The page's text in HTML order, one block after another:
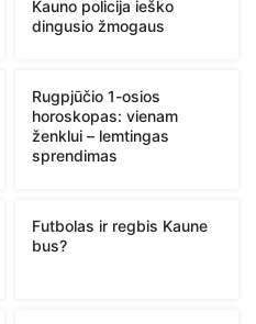
Kauno policija ieško
dingusio žmogaus
Rugpjūčio 1-osios
horoskopas: vienam
ženklui – lemtingas
sprendimas
Futbolas ir regbis Kaune
bus?